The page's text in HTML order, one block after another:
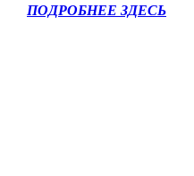
ПОДРОБНЕЕ ЗДЕСЬ